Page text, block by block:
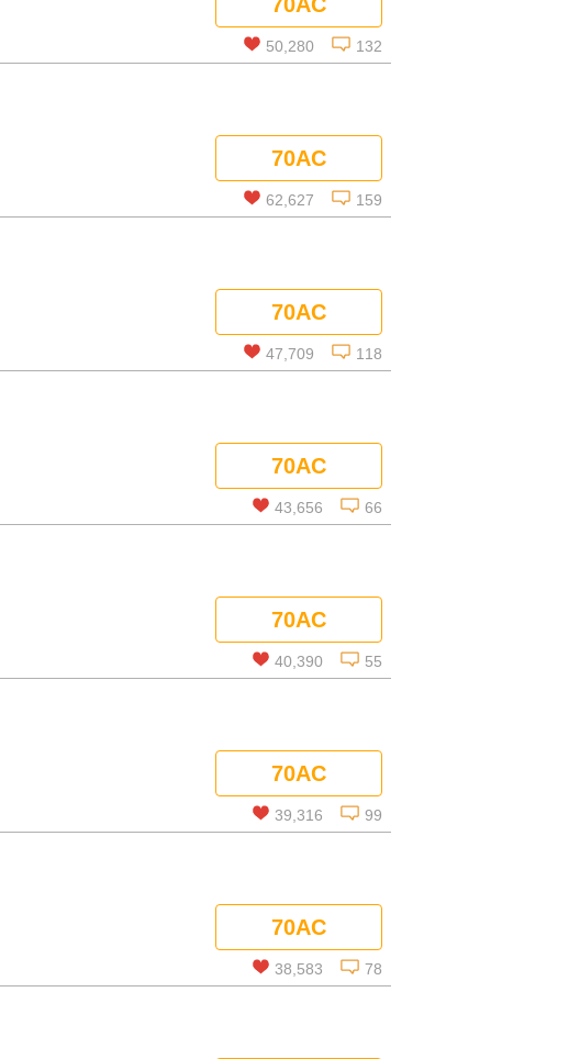
コメントを見る
50,280 132
コメントを見る
70AC
62,627 159
コメントを見る
70AC
47,709 118
コメントを見る
70AC
43,656 66
コメントを見る
70AC
40,390 55
コメントを見る
70AC
39,316 99
コメントを見る
70AC
38,583 78